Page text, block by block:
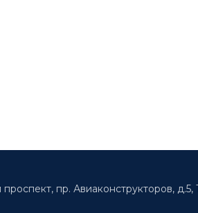
пр. Авиаконструкторов,